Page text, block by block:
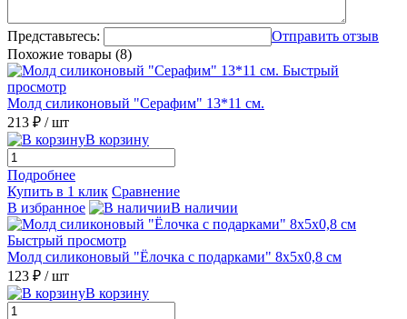
Представьтесь:
Отправить отзыв
Похожие товары (8)
Быстрый
просмотр
Молд силиконовый "Серафим" 13*11 см.
213 ₽ / шт
В корзину
Подробнее
Купить в 1 клик Сравнение
В избранное
В наличии
Быстрый просмотр
Молд силиконовый "Ёлочка с подарками" 8х5х0,8 см
123 ₽ / шт
В корзину